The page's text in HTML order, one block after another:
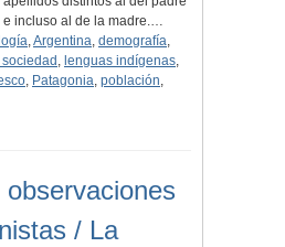
e incluso al de la madre.…
,Argentina, demografía,
, lenguas indígenas,
, Patagonia, población,
observaciones
/ La